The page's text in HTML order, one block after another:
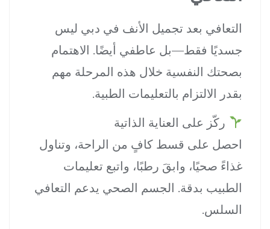
التعافي بعد تجميل الأنف في دبي ليس
جسديًا فقط—بل عاطفي أيضًا. الاهتمام
بصحتك النفسية خلال هذه المرحلة مهم
بقدر الالتزام بالتعليمات الطبية.
ركّز على العناية الذاتية
احصل على قسط كافٍ من الراحة، وتناول
غذاءً صحيًا، وابقَ رطبًا، واتبع تعليمات
الطبيب بدقة. الجسم الصحي يدعم التعافي
السلس.